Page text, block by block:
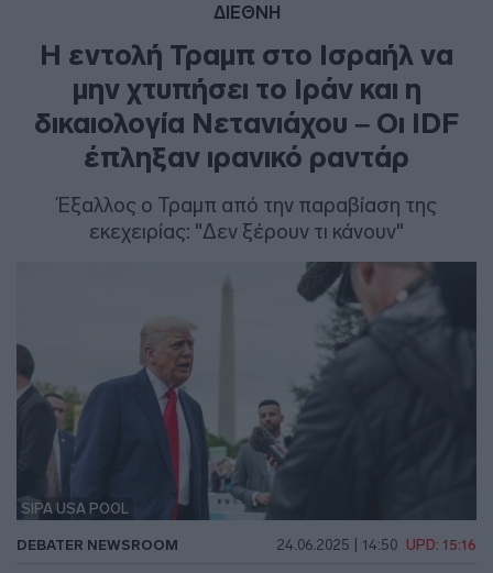
ΔΙΕΘΝΗ
Η εντολή Τραμπ στο Ισραήλ να
μην χτυπήσει το Ιράν και η
δικαιολογία Νετανιάχου – Οι IDF
έπληξαν ιρανικό ραντάρ
Έξαλλος ο Τραμπ από την παραβίαση της
εκεχειρίας: "Δεν ξέρουν τι κάνουν"
SIPA USA POOL
DEBATER NEWSROOM 24.06.2025 | 14:50 UPD: 15:16